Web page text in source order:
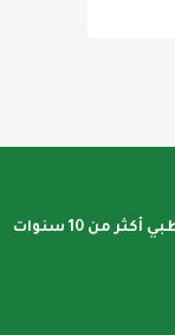
أقوي شركات التسويق المتخصصة في المجال الطبي أكثر من 10 سنوات